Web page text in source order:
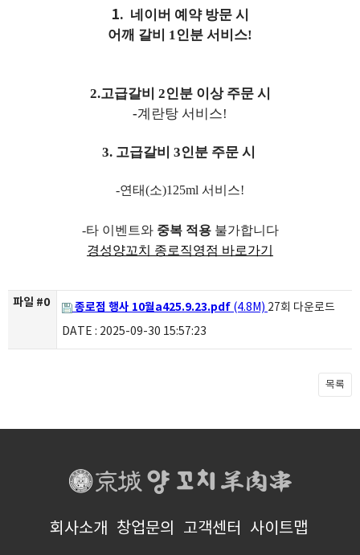
1. 네이버 예약 방문 시
어깨 갈비 1인분 서비스!
2.고급갈비 2인분 이상 주문 시
-계란탕 서비스!
3. 고급갈비 3인분 주문 시
-연태(소)125ml 서비스!
-타 이벤트와 중복 적용 불가합니다
경성양꼬치 종로직영점 바로가기
파일 #0 종로점 행사 10월a425.9.23.pdf (4.8M) 27회 다운로드
DATE : 2025-09-30 15:57:23
목록
회사소개 창업문의 고객센터 사이트맵